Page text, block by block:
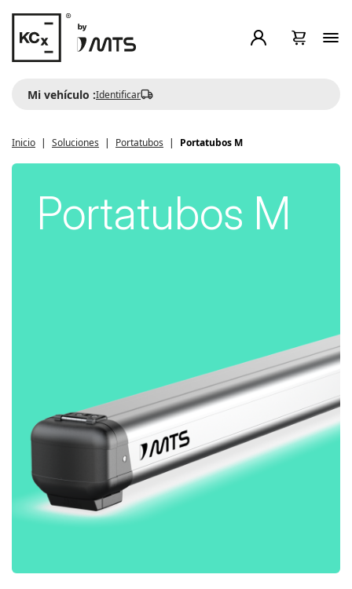
Mi vehículo :Identificar
Inicio Soluciones Portatubos Portatubos M
Portatubos M